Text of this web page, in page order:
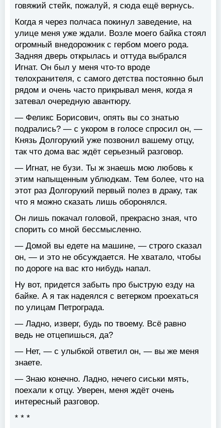
говяжий стейк, пожалуй, я сюда ещё вернусь.
Когда я через полчаса покинул заведение, на
улице меня уже ждали. Возле моего байка стоял
огромный внедорожник с гербом моего рода.
Задняя дверь открылась и оттуда выбрался
Игнат. Он был у меня что-то вроде
телохранителя, с самого детства постоянно был
рядом и очень часто прикрывал меня, когда я
затевал очередную авантюру.
— Феликс Борисович, опять вы со знатью
подрались? — с укором в голосе спросил он, —
Князь Долгорукий уже позвонил вашему отцу,
так что дома вас ждёт серьезный разговор.
— Игнат, не бузи. Ты ж знаешь мою любовь к
этим напыщенным ублюдкам. Тем более, что на
этот раз Долгорукий первый полез в драку, так
что я можно сказать лишь оборонялся.
Он лишь покачал головой, прекрасно зная, что
спорить со мной бессмысленно.
— Домой вы едете на машине, — строго сказал
он, — и это не обсуждается. Не хватало, чтобы
по дороге на вас кто нибудь напал.
Ну вот, придется забыть про быструю езду на
байке. А я так надеялся с ветерком проехаться
по улицам Петрограда.
— Ладно, изверг, будь по твоему. Всё равно
ведь не отцепишься, да?
— Нет, — с улыбкой ответил он, — вы же меня
знаете.
— Знаю конечно. Ладно, нечего сиськи мять,
поехали к отцу. Уверен, меня ждёт очень
интересный разговор.
* * *